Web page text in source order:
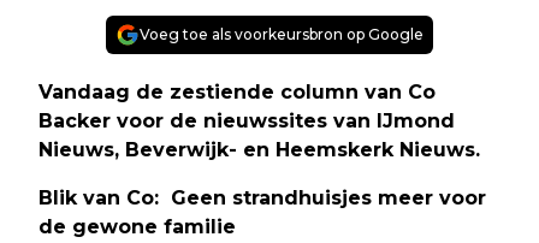
Voeg toe als voorkeursbron op Google
Vandaag de zestiende column van Co
Backer voor de nieuwssites van IJmond
Nieuws, Beverwijk- en Heemskerk Nieuws.
Blik van Co: Geen strandhuisjes meer voor
de gewone familie